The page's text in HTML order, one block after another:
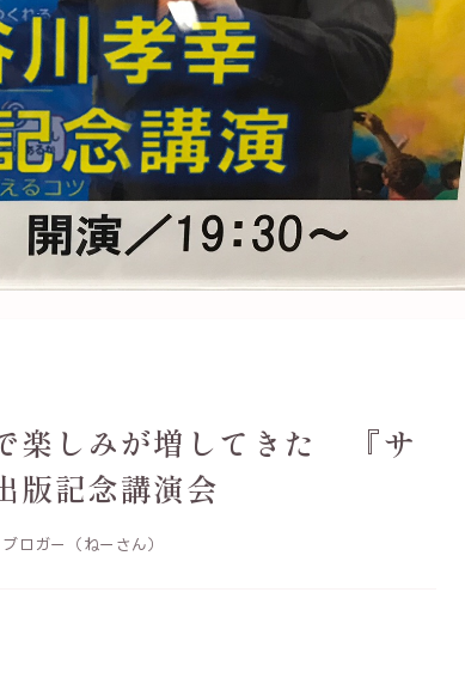
楽しみが増してきた 『サ
版記念講演会
ロガー（ねーさん）